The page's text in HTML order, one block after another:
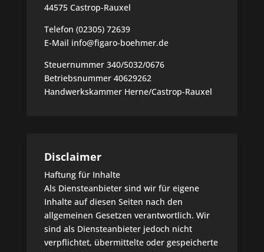
44575 Castrop-Rauxel
Telefon (02305) 72639
E-Mail info@figaro-boehmer.de
Steuernummer 340/5032/0676
Betriebsnummer 40629262
Handwerkskammer Herne/Castrop-Rauxel
Disclaimer
Haftung für Inhalte
Als Diensteanbieter sind wir für eigene
Inhalte auf diesen Seiten nach den
allgemeinen Gesetzen verantwortlich. Wir
sind als Diensteanbieter jedoch nicht
verpflichtet, übermittelte oder gespeicherte